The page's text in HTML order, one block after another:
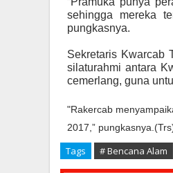
sehingga mereka
pungkasnya.
Sekretaris Kwarcab
silaturahmi antara
cemerlang, guna
"Rakercab
2017,”
Tags # Bencana Alam